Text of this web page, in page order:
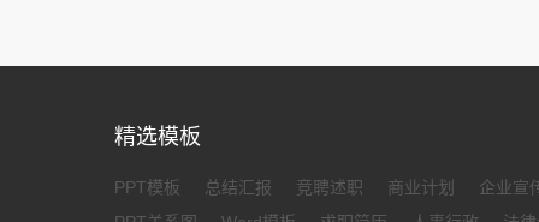
精选模板
PPT模板 总结汇报 竞聘述职 商业计划
企业宣